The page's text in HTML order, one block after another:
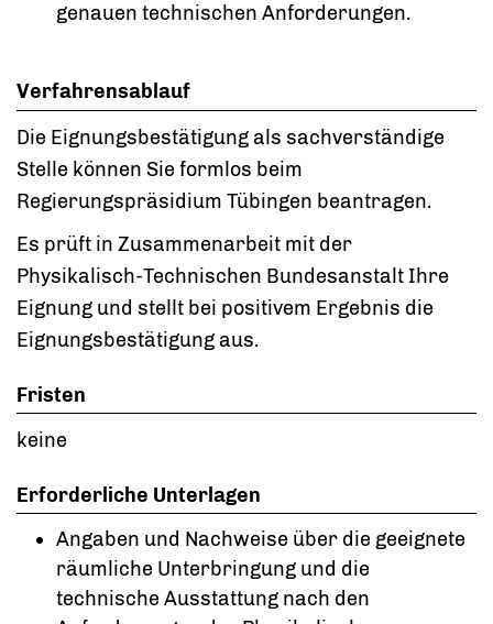
genauen technischen Anforderungen.
Verfahrensablauf
Die Eignungsbestätigung als sachverständige
Stelle können Sie formlos beim
Regierungspräsidium Tübingen beantragen.
Es prüft in Zusammenarbeit mit der
Physikalisch-Technischen Bundesanstalt Ihre
Eignung und stellt bei positivem Ergebnis die
Eignungsbestätigung aus.
Fristen
keine
Erforderliche Unterlagen
Angaben und Nachweise über die geeignete
räumliche Unterbringung und die
technische Ausstattung nach den